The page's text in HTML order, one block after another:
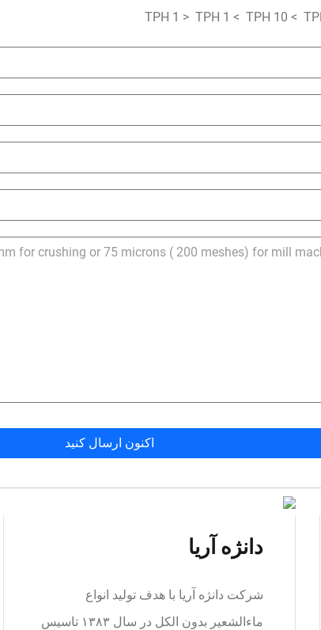
> 10 TPH
> 1 TPH
< 1 TPH
دانژه آریا
شرکت دانژه آریا با هدف تولید انواع
ماءالشعیر بدون الکل در سال ۱۳۸۳ تاسیس